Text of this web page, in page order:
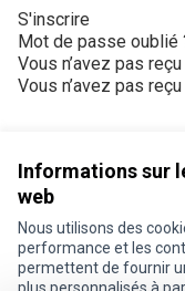
Informations sur
web
Nous utilisons des
performance et les
permettent de fournir
S'inscrire
Mot de passe oublié
Vous n’avez pas
Vous n’avez pas
Conditions d'utilisation
Paramètres des
Je participe ! sur X
Je participe ! sur
Je participe !